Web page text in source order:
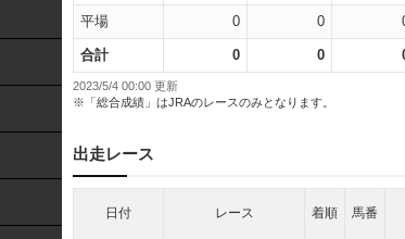
平場 0 0
合計 0 0
2023/5/4 00:00 更新
※「総合成績」はJRAのレースのみとなります。
出走レース
日付 レース 着順 馬番